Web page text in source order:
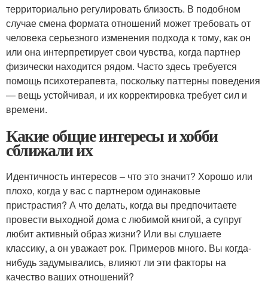
территориально регулировать близость. В подобном
случае смена формата отношений может требовать от
человека серьезного изменения подхода к тому, как он
или она интерпретирует свои чувства, когда партнер
физически находится рядом. Часто здесь требуется
помощь психотерапевта, поскольку паттерны поведения
— вещь устойчивая, и их корректировка требует сил и
времени.
Какие общие интересы и хобби
сближали их
Идентичность интересов – что это значит? Хорошо или
плохо, когда у вас с партнером одинаковые
пристрастия? А что делать, когда вы предпочитаете
провести выходной дома с любимой книгой, а супруг
любит активный образ жизни? Или вы слушаете
классику, а он уважает рок. Примеров много. Вы когда-
нибудь задумывались, влияют ли эти факторы на
качество ваших отношений?